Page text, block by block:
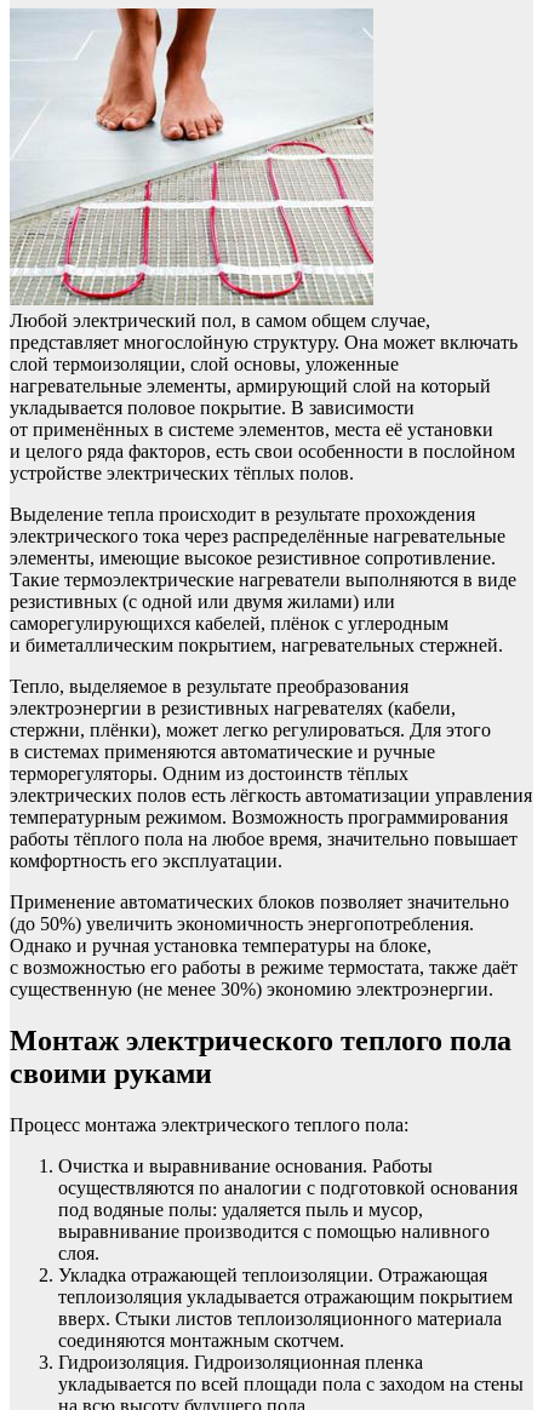
Любой электрический пол, в самом общем случае,
представляет многослойную структуру. Она может включать
слой термоизоляции, слой основы, уложенные
нагревательные элементы, армирующий слой на который
укладывается половое покрытие. В зависимости
от применённых в системе элементов, места её установки
и целого ряда факторов, есть свои особенности в послойном
устройстве электрических тёплых полов.
Выделение тепла происходит в результате прохождения
электрического тока через распределённые нагревательные
элементы, имеющие высокое резистивное сопротивление.
Такие термоэлектрические нагреватели выполняются в виде
резистивных (с одной или двумя жилами) или
саморегулирующихся кабелей, плёнок с углеродным
и биметаллическим покрытием, нагревательных стержней.
Тепло, выделяемое в результате преобразования
электроэнергии в резистивных нагревателях (кабели,
стержни, плёнки), может легко регулироваться. Для этого
в системах применяются автоматические и ручные
терморегуляторы. Одним из достоинств тёплых
электрических полов есть лёгкость автоматизации управления
температурным режимом. Возможность программирования
работы тёплого пола на любое время, значительно повышает
комфортность его эксплуатации.
Применение автоматических блоков позволяет значительно
(до 50%) увеличить экономичность энергопотребления.
Однако и ручная установка температуры на блоке,
с возможностью его работы в режиме термостата, также даёт
существенную (не менее 30%) экономию электроэнергии.
Монтаж электрического теплого пола
своими руками
Процесс монтажа электрического теплого пола:
Очистка и выравнивание основания. Работы
осуществляются по аналогии с подготовкой основания
под водяные полы: удаляется пыль и мусор,
выравнивание производится с помощью наливного
слоя.
Укладка отражающей теплоизоляции. Отражающая
теплоизоляция укладывается отражающим покрытием
вверх. Стыки листов теплоизоляционного материала
соединяются монтажным скотчем.
Гидроизоляция. Гидроизоляционная пленка
укладывается по всей площади пола с заходом на стены
на всю высоту будущего пола.